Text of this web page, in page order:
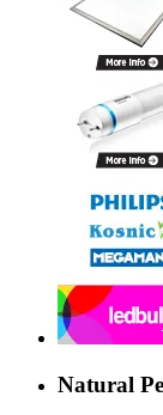
Natural